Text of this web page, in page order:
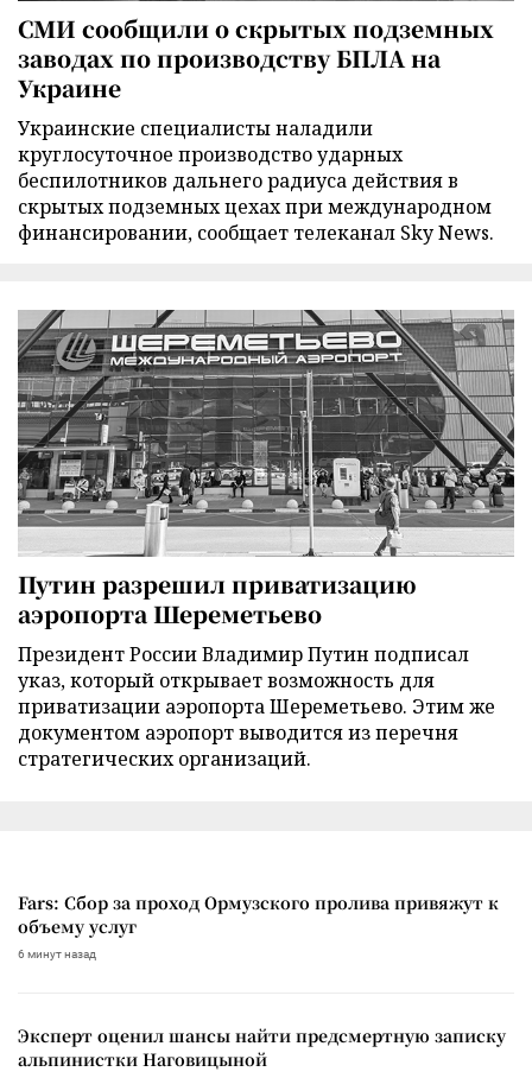
СМИ сообщили о скрытых подземных
заводах по производству БПЛА на
Украине
Украинские специалисты наладили
круглосуточное производство ударных
беспилотников дальнего радиуса действия в
скрытых подземных цехах при международном
финансировании, сообщает телеканал Sky News.
Путин разрешил приватизацию
аэропорта Шереметьево
Президент России Владимир Путин подписал
указ, который открывает возможность для
приватизации аэропорта Шереметьево. Этим же
документом аэропорт выводится из перечня
стратегических организаций.
Fars: Сбор за проход Ормузского пролива привяжут к
объему услуг
6 минут назад
Эксперт оценил шансы найти предсмертную записку
альпинистки Наговицыной